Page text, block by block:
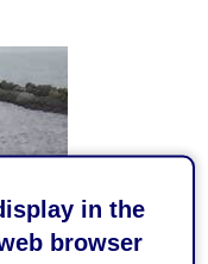
in the
browser